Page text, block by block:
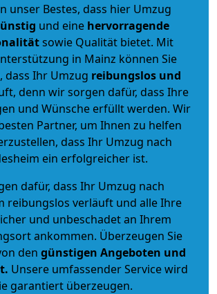
unser Bestes, dass hier Umzug
und eine hervorragende
sowie Qualität bietet. Mit
in Mainz können Sie
dass Ihr Umzug reibungslos und
denn wir sorgen dafür, dass Ihre
und Wünsche erfüllt werden. Wir
Partner, um Ihnen zu helfen
dass Ihr Umzug nach
ein erfolgreicher ist.
dafür, dass Ihr Umzug nach
reibungslos verläuft und alle Ihre
und unbeschadet an Ihrem
ankommen. Überzeugen Sie
den günstigen Angeboten und
. Unsere umfassender Service wird
garantiert überzeugen.